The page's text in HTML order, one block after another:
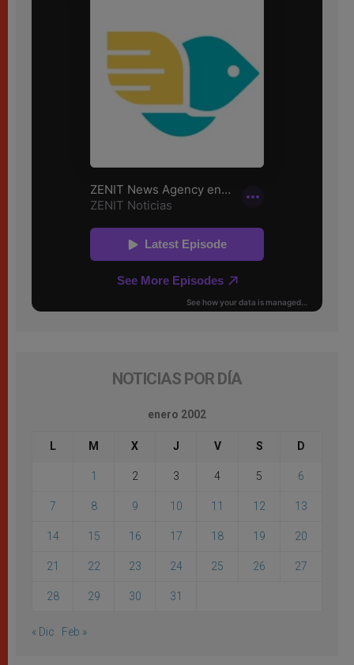
NOTICIAS POR DÍA
enero 2002
L M X J V S D
1 2 3 4 5 6
7 8 9 10 11 12 13
14 15 16 17 18 19 20
21 22 23 24 25 26 27
28 29 30 31
« Dic Feb »